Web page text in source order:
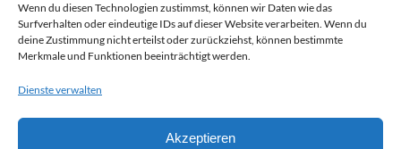
Wenn du diesen Technologien zustimmst, können wir Daten wie das
Surfverhalten oder eindeutige IDs auf dieser Website verarbeiten. Wenn du
deine Zustimmung nicht erteilst oder zurückziehst, können bestimmte
Merkmale und Funktionen beeinträchtigt werden.
Dienste verwalten
Akzeptieren
PIRNA
Veranstaltungs-Nistkasten